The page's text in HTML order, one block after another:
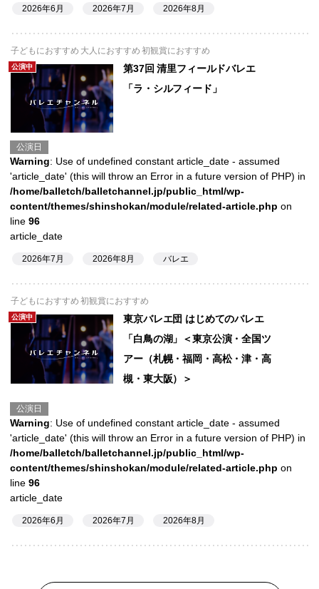
2026年6月 2026年7月 2026年8月
子どもにおすすめ 大人におすすめ 初観賞におすすめ
公演中
第37回 清里フィールドバレエ
「ラ・シルフィード」
公演日
Warning: Use of undefined constant article_date - assumed
'article_date' (this will throw an Error in a future version of PHP) in
/home/balletch/balletchannel.jp/public_html/wp-
content/themes/shinshokan/module/related-article.php on
line 96
article_date
2026年7月 2026年8月 バレエ
子どもにおすすめ 初観賞におすすめ
公演中
東京バレエ団 はじめてのバレエ
「白鳥の湖」＜東京公演・全国ツ
アー（札幌・福岡・高松・津・高
槻・東大阪）＞
公演日
Warning: Use of undefined constant article_date - assumed
'article_date' (this will throw an Error in a future version of PHP) in
/home/balletch/balletchannel.jp/public_html/wp-
content/themes/shinshokan/module/related-article.php on
line 96
article_date
2026年6月 2026年7月 2026年8月